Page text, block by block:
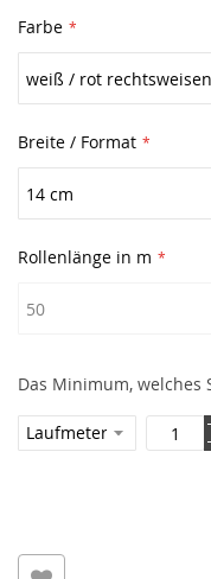
Farbe
Breite / Format
Rollenlänge in m
Das Minimum, welches